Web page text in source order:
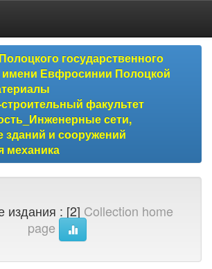
государственного
имени Евфросинии Полоцкой
факультет
сети,
зданий и сооружений
механика
издания : [2] Collection home
page